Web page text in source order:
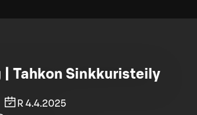
| Tahkon Sinkkuristeily
R 4.4.2025